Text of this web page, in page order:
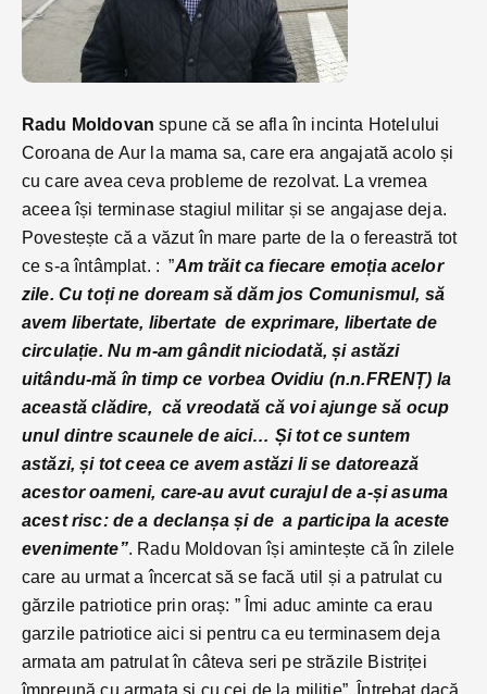
Radu Moldovan spune că se afla în incinta Hotelului
Coroana de Aur la mama sa, care era angajată acolo și
cu care avea ceva probleme de rezolvat. La vremea
aceea își terminase stagiul militar și se angajase deja.
Povestește că a văzut în mare parte de la o fereastră tot
ce s-a întâmplat. : ”Am trăit ca fiecare emoția acelor
zile. Cu toți ne doream să dăm jos Comunismul, să
avem libertate, libertate de exprimare, libertate de
circulație. Nu m-am gândit niciodată, și astăzi
uitându-mă în timp ce vorbea Ovidiu (n.n.FRENȚ) la
această clădire, că vreodată că voi ajunge să ocup
unul dintre scaunele de aici… Și tot ce suntem
astăzi, și tot ceea ce avem astăzi li se datorează
acestor oameni, care-au avut curajul de a-și asuma
acest risc: de a declanșa și de a participa la aceste
evenimente”. Radu Moldovan își amintește că în zilele
care au urmat a încercat să se facă util și a patrulat cu
gărzile patriotice prin oraș: ” Îmi aduc aminte ca erau
garzile patriotice aici si pentru ca eu terminasem deja
armata am patrulat în câteva seri pe străzile Bistriței
împreună cu armata și cu cei de la miliție”. Întrebat dacă